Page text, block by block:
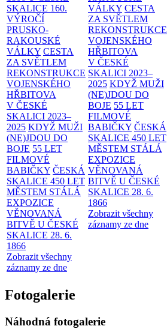
SKALICE 160.
VÝROČÍ
PRUSKO-
RAKOUSKÉ
VÁLKY CESTA
ZA SVĚTLEM
REKONSTRUKCE
VOJENSKÉHO
HŘBITOVA
V ČESKÉ
SKALICI 2023–
2025 KDYŽ MUŽI
(NE)JDOU DO
BOJE 55 LET
FILMOVÉ
BABIČKY ČESKÁ
SKALICE 450 LET
MĚSTEM STÁLÁ
EXPOZICE
VĚNOVANÁ
BITVĚ U ČESKÉ
SKALICE 28. 6.
1866
Zobrazit všechny
záznamy ze dne
VÁLKY CESTA
ZA SVĚTLEM
REKONSTRUKCE
VOJENSKÉHO
HŘBITOVA
V ČESKÉ
SKALICI 2023–
2025 KDYŽ MUŽI
(NE)JDOU DO
BOJE 55 LET
FILMOVÉ
BABIČKY ČESKÁ
SKALICE 450 LET
MĚSTEM STÁLÁ
EXPOZICE
VĚNOVANÁ
BITVĚ U ČESKÉ
SKALICE 28. 6.
1866
Zobrazit všechny
záznamy ze dne
Fotogalerie
Náhodná fotogalerie